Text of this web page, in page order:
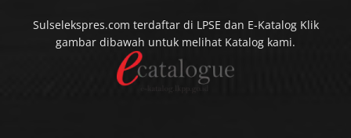
Sulselekspres.com terdaftar di LPSE dan E-Katalog Klik
gambar dibawah untuk melihat Katalog kami.